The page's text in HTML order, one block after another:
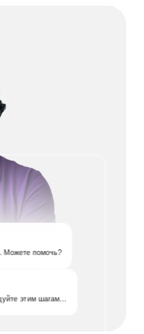
Можете помочь?
этим шагам...